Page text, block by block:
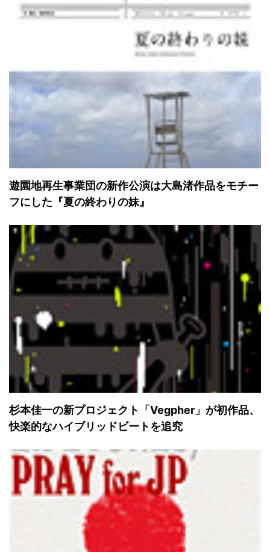
遊園地再生事業団の新作公演は大島渚作品をモチー
フにした『夏の終わりの妹』
杉本佳一の新プロジェクト「Vegpher」が初作品、
快楽的なハイブリッドビートを追究